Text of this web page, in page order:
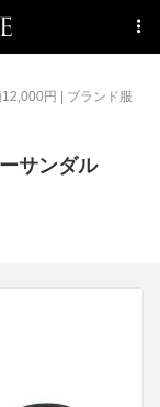
円 | ブランド服
サンダル